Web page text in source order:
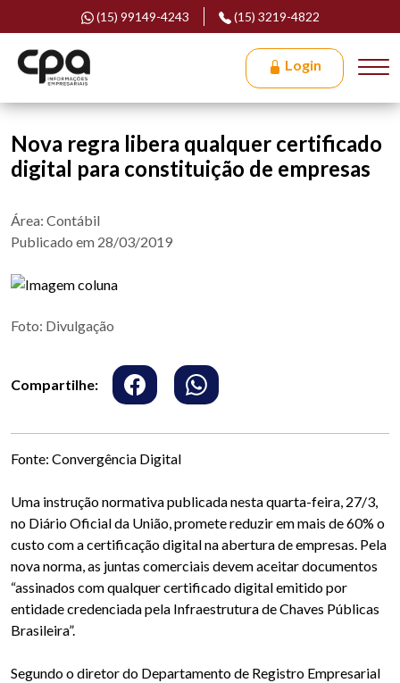
(15) 99149-4243 (15) 3219-4822
Login
Nova regra libera qualquer certificado
digital para constituição de empresas
Área: Contábil
Publicado em 28/03/2019
Foto: Divulgação
Compartilhe:
Fonte: Convergência Digital
Uma instrução normativa publicada nesta quarta-feira, 27/3,
no Diário Oficial da União, promete reduzir em mais de 60% o
custo com a certificação digital na abertura de empresas. Pela
nova norma, as juntas comerciais devem aceitar documentos
“assinados com qualquer certificado digital emitido por
entidade credenciada pela Infraestrutura de Chaves Públicas
Brasileira”.
Segundo o diretor do Departamento de Registro Empresarial